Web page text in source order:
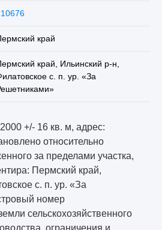
край
край, Ильинский р-н,
с. п. ур. «За
+/- 16 кв. м, адрес:
относительно
за пределами участка,
Пермский край,
с. п. ур. «За
номер
сельскохозяйственного
ограничения и